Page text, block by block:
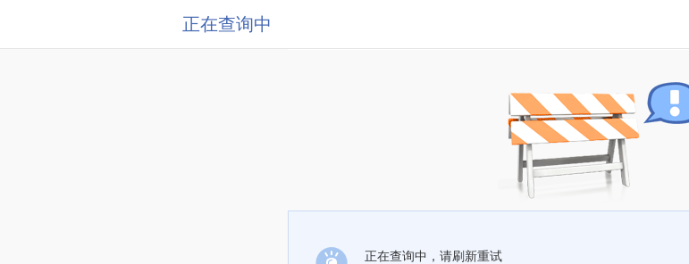
正在查询中
正在查询中，请刷新重试